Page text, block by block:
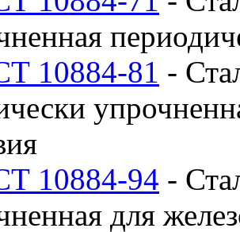
10884-81 -
10884-94 -
для